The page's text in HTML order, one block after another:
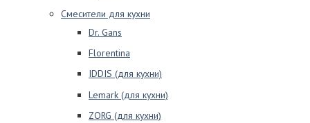
Смесители для кухни
Dr. Gans
Florentina
IDDIS (для кухни)
Lemark (для кухни)
ZORG (для кухни)